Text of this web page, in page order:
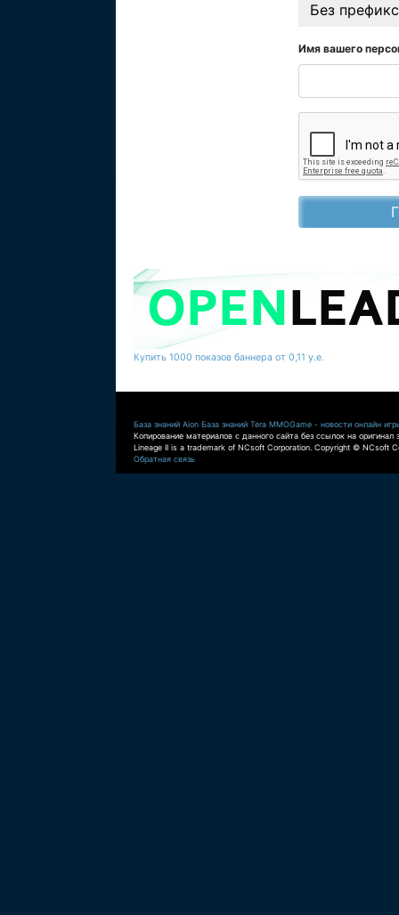
Без
Имя вашего
Купить 1000 показов баннера от 0,11 у.е.
База знаний Aion База знаний Tera MMOGame - новости онлайн
Копирование материалов с данного сайта без ссылок на оригинал
Lineage II is a trademark of NCsoft Corporation. Copyright © NCsoft
Обратная связь